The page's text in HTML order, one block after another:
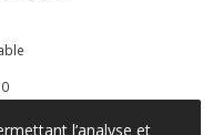
l’analyse et